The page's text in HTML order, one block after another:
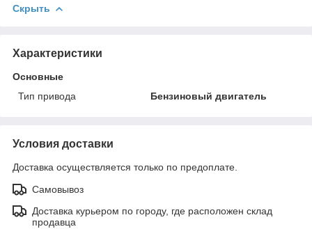
Скрыть
Характеристики
Основные
Тип привода
Бензиновый двигатель
Условия доставки
Доставка осуществляется только по предоплате.
Самовывоз
Доставка курьером по городу, где расположен склад
продавца